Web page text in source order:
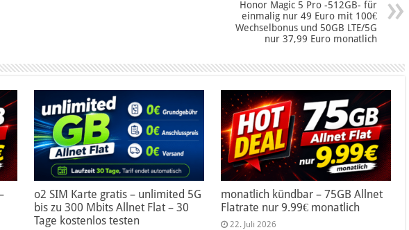
Honor Magic 5 Pro -512GB- für
einmalig nur 49 Euro mit 100€
Wechselbonus und 50GB LTE/5G
nur 37,99 Euro monatlich
o2 SIM Karte gratis – unlimited 5G
bis zu 300 Mbits Allnet Flat – 30
Tage kostenlos testen
monatlich kündbar – 75GB Allnet
Flatrate nur 9.99€ monatlich
22. Juli 2026